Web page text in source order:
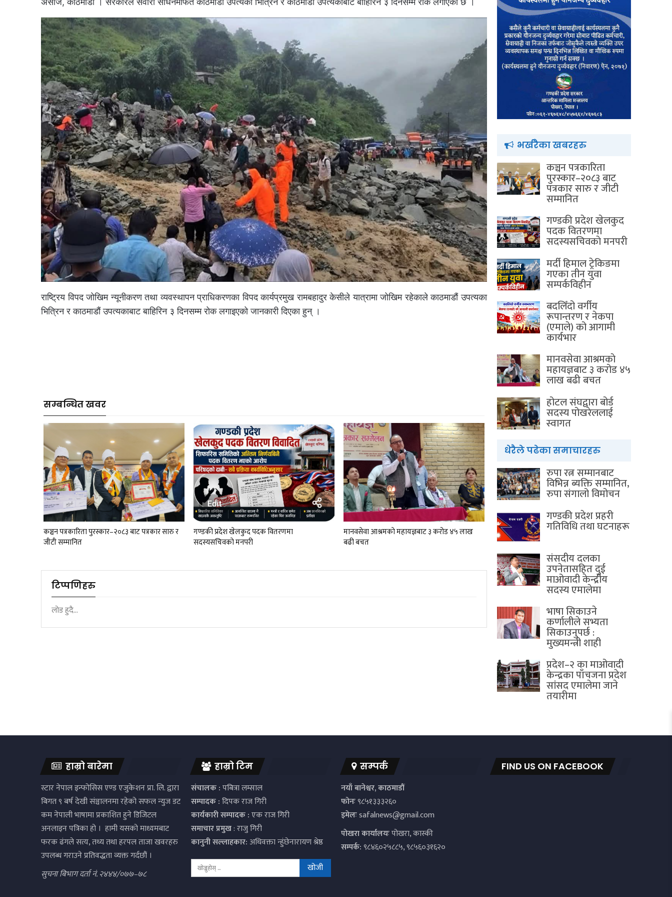
राष्ट्रिय विपद जोखिम न्यूनीकरण तथा व्यवस्थापन प्राधिकरणका विपद कार्यप्रमुख रामबहादुर केसीले यात्रामा जोखिम रहेकाले काठमाडौं उपत्यका
भित्रिन र काठमाडौं उपत्यकाबाट बाहिरिन ३ दिनसम्म रोक लगाइएको जानकारी दिएका हुन् ।
सम्बन्धित खवर
कञ्चन पत्रकारिता पुरस्कार–२०८३ बाट पत्रकार सारु र
जीटी सम्मानित
गण्डकी प्रदेश खेलकुद पदक वितरणमा
सदस्यसचिवकाे मनपरी
मानवसेवा आश्रमकाे‌ महायज्ञबाट ३ करोड ४५ लाख
बढी बचत
टिप्पणिहरु
लोड हुदै...
भर्खरैका खबरहरु
कञ्चन पत्रकारिता
पुरस्कार–२०८३ बाट
पत्रकार सारु र जीटी
सम्मानित
गण्डकी प्रदेश खेलकुद
पदक वितरणमा
सदस्यसचिवकाे मनपरी
मर्दी हिमाल ट्रेकिङमा
गएका तीन युवा
सम्पर्कविहीन
बदलिँदो वर्गीय
रूपान्तरण र नेकपा
(एमाले) को आगामी
कार्यभार
मानवसेवा आश्रमकाे‌
महायज्ञबाट ३ करोड ४५
लाख बढी बचत
होटल संघद्वारा बोर्ड
सदस्य पोखरेललाई
स्वागत
धेरैले पढेका समाचारहरु
रुपा रत्न सम्मानबाट
विभिन्न ब्यक्ति सम्मानित,
रुपा संगालो विमोचन
गण्डकी प्रदेश प्रहरी
गतिविधि तथा घटनाहरू
संसदीय दलका
उपनेतासहित दुई
माओवादी केन्द्रीय
सदस्य एमालेमा
भाषा सिकाउने
कर्णालीले सभ्यता
सिकाउनुपर्छ :
मुख्यमन्त्री शाही
प्रदेश–२ का माओवादी
केन्द्रका पाँचजना प्रदेश
सांसद एमालेमा जाने
तयारीमा
हाम्रो बारेमा
स्टार नेपाल इन्फोसिस एण्ड एजुकेशन प्रा. लि. द्वारा
बिगत ९ बर्ष देखी संञ्चालनमा रहेको सफल न्युज डट
कम नेपाली भाषामा प्रकाशित हुने डिजिटल
अनलाइन पत्रिका हो । हामी यसको माध्यमबाट
फरक ढंगले सत्य, तथ्य तथा हरपल ताजा खवरहरु
उपलब्ध गराउने प्रतिवद्धता व्यक्त गर्दछौं ।
सुचना बिभाग दर्ता नं. २४४४/०७७–७८
हाम्रो टिम
संचालक :पबित्रा लम्साल
सम्पादक :दिपक राज गिरी
कार्यकारी सम्पादक :एक राज गिरी
समाचार प्रमुख: राजु गिरी
कानुनी सल्लाहकार:अधिवक्ता न्हुंछेनारायण श्रेष्ठ
सम्पर्क
नयाँ बानेश्वर, काठमाडौं
फोनः९८५१३३३२६०
इमेलःsafalnews@gmail.com
पाेखरा कार्यालयःपोखरा, कास्की
सम्पर्क:९८४६०२५८८५, ९८५६०३१६२०
FIND US ON FACEBOOK